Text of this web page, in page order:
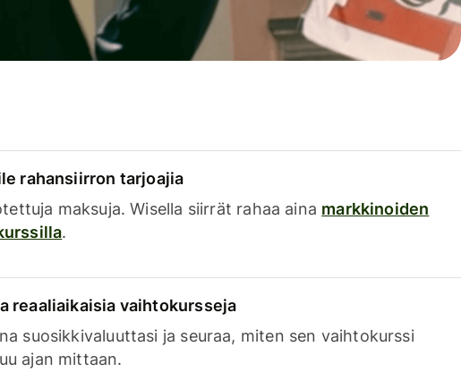
rahansiirron tarjoajia
maksuja. Wisella siirrät rahaa aina markkinoiden
.
reaaliaikaisia vaihtokursseja
suosikkivaluuttasi ja seuraa, miten sen vaihtokurssi
ajan mittaan.